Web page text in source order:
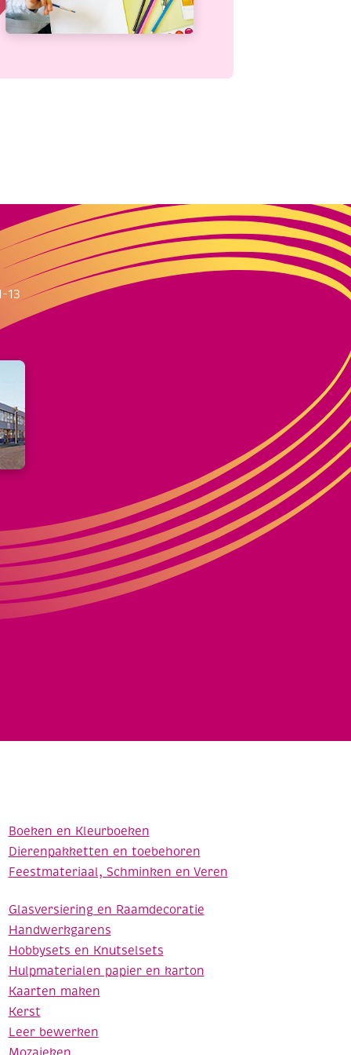
13
Boeken en Kleurboeken
Dierenpakketten en toebehoren
Feestmateriaal, Schminken en Veren
Glasversiering en Raamdecoratie
Handwerkgarens
Hobbysets en Knutselsets
Hulpmaterialen papier en karton
Kaarten maken
Kerst
Leer bewerken